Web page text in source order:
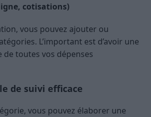
cotisations)
vous pouvez ajouter ou
L’important est d’avoir une
de toutes vos dépenses
de suivi efficace
vous pouvez élaborer une